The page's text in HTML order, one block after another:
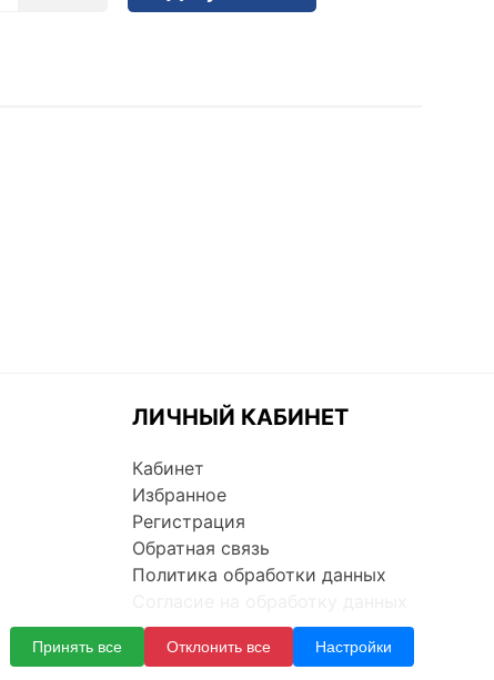
ЛИЧНЫЙ КАБИНЕТ
Кабинет
Избранное
Регистрация
Обратная связь
Политика обработки данных
Принять все Отклонить все Настройки